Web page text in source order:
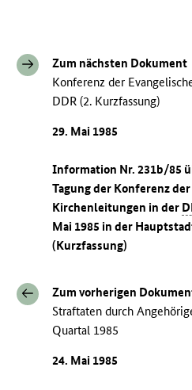
Zum nächsten Dokument
Konferenz der
DDR (2. Kurzfassung)
29. Mai 1985
Information Nr. 231b/85
Tagung der Konferenz
Kirchenleitungen in der
Mai 1985 in der
(Kurzfassung)
Zum vorherigen
Straftaten durch
Quartal 1985
24. Mai 1985